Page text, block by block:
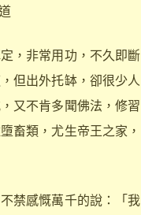
，非常用功，不久即斷
但出外托缽，卻很少人
又不肯多聞佛法，修習
畜類，尤生帝王之家，
禁感慨萬千的說：「我